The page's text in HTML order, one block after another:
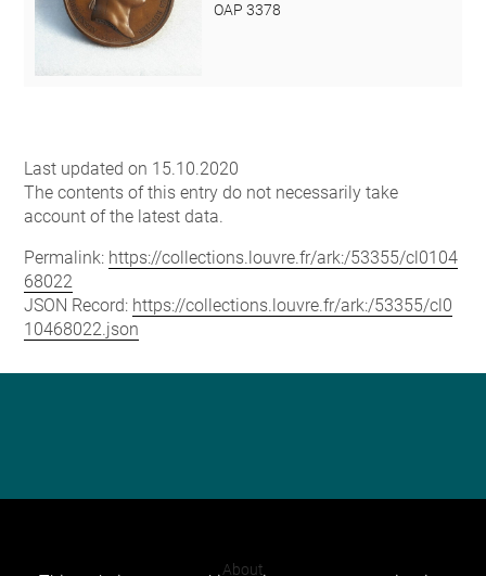
OAP 3378
Last updated on 15.10.2020
The contents of this entry do not necessarily take
account of the latest data.
Permalink: https://collections.louvre.fr/ark:/53355/cl0104
68022
JSON Record: https://collections.louvre.fr/ark:/53355/cl0
10468022.json
About